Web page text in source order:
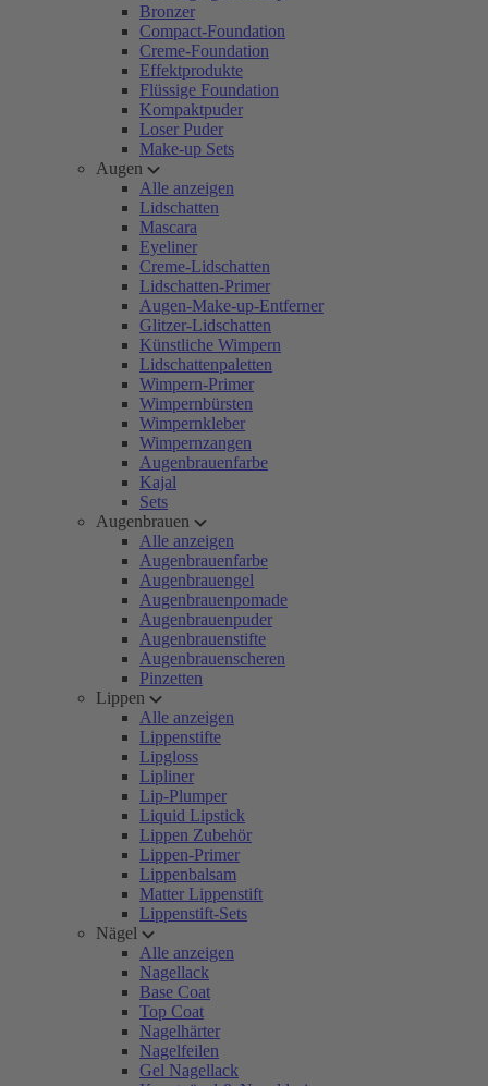
Bronzer
Compact-Foundation
Creme-Foundation
Effektprodukte
Flüssige Foundation
Kompaktpuder
Loser Puder
Make-up Sets
Augen
Alle anzeigen
Lidschatten
Mascara
Eyeliner
Creme-Lidschatten
Lidschatten-Primer
Augen-Make-up-Entferner
Glitzer-Lidschatten
Künstliche Wimpern
Lidschattenpaletten
Wimpern-Primer
Wimpernbürsten
Wimpernkleber
Wimpernzangen
Augenbrauenfarbe
Kajal
Sets
Augenbrauen
Alle anzeigen
Augenbrauenfarbe
Augenbrauengel
Augenbrauenpomade
Augenbrauenpuder
Augenbrauenstifte
Augenbrauenscheren
Pinzetten
Lippen
Alle anzeigen
Lippenstifte
Lipgloss
Lipliner
Lip-Plumper
Liquid Lipstick
Lippen Zubehör
Lippen-Primer
Lippenbalsam
Matter Lippenstift
Lippenstift-Sets
Nägel
Alle anzeigen
Nagellack
Base Coat
Top Coat
Nagelhärter
Nagelfeilen
Gel Nagellack